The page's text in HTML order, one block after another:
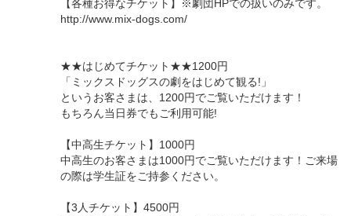
【各種お得なチケット】※劇団HPでの扱いのみです。
http://www.mix-dogs.com/
★★はじめてチケット★★1200円
「ミックスドッグスの劇をはじめて観る!」
というお客さまは、1200円でご覧いただけます！
もちろん当日券でもご利用可能!
【中高生チケット】1000円
中高生のお客さまは1000円でご覧いただけます！ご来場
の際は学生証をご持参ください。
【3人チケット】4500円